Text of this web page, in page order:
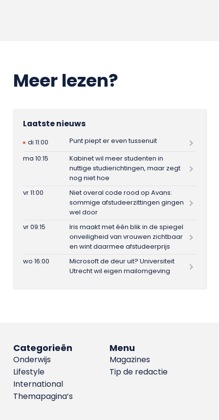
Meer lezen?
Laatste nieuws
di 11:00
Punt piept er even tussenuit
ma 10:15
Kabinet wil meer studenten in
nuttige studierichtingen, maar zegt
nog niet hoe
vr 11:00
Niet overal code rood op Avans:
sommige afstudeerzittingen gingen
wel door
vr 09:15
Iris maakt met één blik in de spiegel
onveiligheid van vrouwen zichtbaar
en wint daarmee afstudeerprijs
wo 16:00
Microsoft de deur uit? Universiteit
Utrecht wil eigen mailomgeving
Menu
Magazines
Tip de redactie
Categorieën
Onderwijs
Lifestyle
International
Themapagina’s